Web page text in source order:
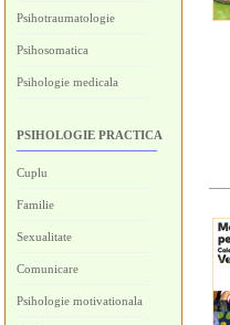
Psihotraumatologie
Psihosomatica
Psihologie medicala
PSIHOLOGIE PRACTICA
Cuplu
Familie
Sexualitate
Comunicare
Psihologie motivationala